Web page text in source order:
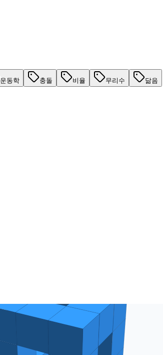
운동학 충돌 비율 무리수 닮음